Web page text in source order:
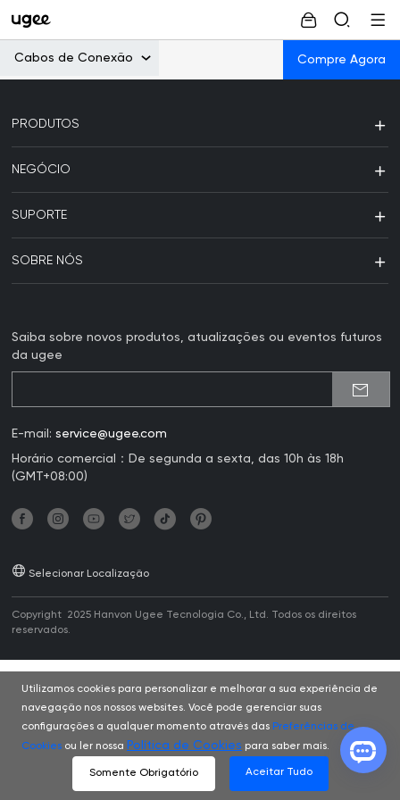
Cabos de Conexão Compre Agora
PRODUTOS
NEGÓCIO
SUPORTE
SOBRE NÓS
Saiba sobre novos produtos, atualizações ou eventos futuros
da ugee
E-mail:service@ugee.com
Horário comercial：De segunda a sexta, das 10h às 18h
(GMT+08:00)
Selecionar Localização
Copyright 2025 Hanvon Ugee Tecnologia Co., Ltd. Todos os direitos
reservados.
Utilizamos cookies para personalizar e melhorar a sua experiência de
navegação nos nossos websites. Você pode gerenciar suas
configurações a qualquer momento através das Preferências de
Cookies ou ler nossa Política de Cookies para saber mais.
Somente Obrigatório Aceitar Tudo